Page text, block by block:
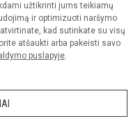
užtikrinti jums teikiamų
ir optimizuoti naršymo
kad sutinkate su visų
atšaukti arba pakeisti savo
puslapyje.
įstaigos administracijos
Slapukų politika